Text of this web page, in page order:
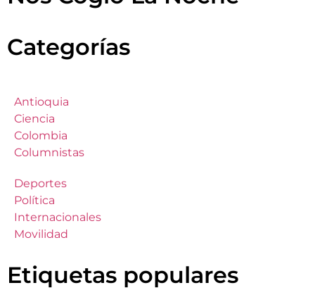
Categorías
Antioquia
Ciencia
Colombia
Columnistas
Deportes
Política
Internacionales
Movilidad
Etiquetas populares